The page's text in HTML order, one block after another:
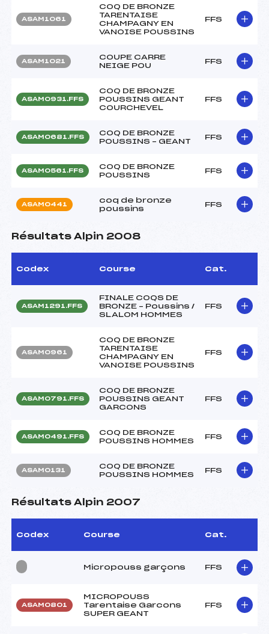
ASAM1061
COQ DE BRONZE
TARENTAISE
CHAMPAGNY EN
VANOISE POUSSINS
FFS
ASAM1021
COUPE CARRE
NEIGE POU
FFS
ASAM0931.FFS
COQ DE BRONZE
POUSSINS GEANT
COURCHEVEL
FFS
ASAM0681.FFS
COQ DE BRONZE
POUSSINS – GEANT
FFS
ASAM0561.FFS
COQ DE BRONZE
POUSSINS
FFS
ASAM0441
coq de bronze
poussins
FFS
Résultats Alpin 2008
Codex Course Cat.
ASAM1291.FFS
FINALE COQS DE
BRONZE – Poussins /
SLALOM HOMMES
FFS
ASAM0961
COQ DE BRONZE
TARENTAISE
CHAMPAGNY EN
VANOISE POUSSINS
FFS
ASAM0791.FFS
COQ DE BRONZE
POUSSINS GEANT
GARCONS
FFS
ASAM0491.FFS
COQ DE BRONZE
POUSSINS HOMMES
FFS
ASAM0131
COQ DE BRONZE
POUSSINS HOMMES
FFS
Résultats Alpin 2007
Codex Course Cat.
Micropouss garçons FFS
ASAM0801
MICROPOUSS
Tarentaise Garcons
SUPER GEANT
FFS